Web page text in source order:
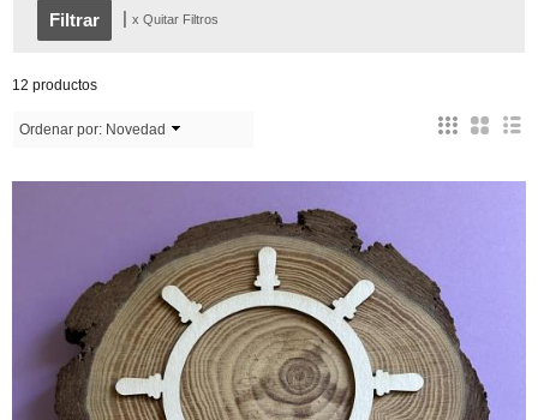
| x Quitar Filtros
12 productos
Ordenar por: Novedad